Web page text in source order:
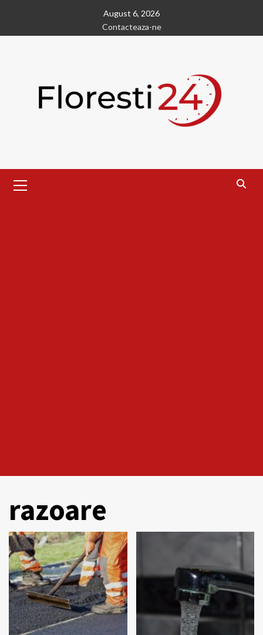
content
August 6, 2026
Contacteaza-ne
Menu
razoare